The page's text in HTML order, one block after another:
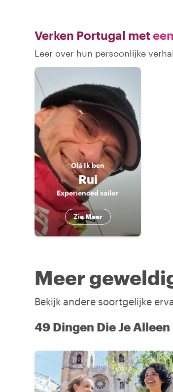
Verken Portugal met
Leer over hun persoonlijke
Olá Ik ben
Rui
Experienced sailor
Zie Meer
Meer
Bekijk andere soortgelijke
49 Dingen Die Je